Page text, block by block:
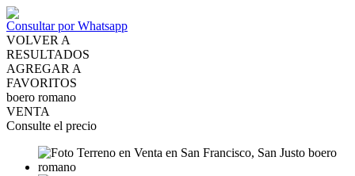
Consultar por Whatsapp
VOLVER A
RESULTADOS
AGREGAR A
FAVORITOS
boero romano
VENTA
Consulte el precio